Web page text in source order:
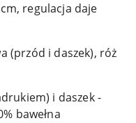
regulacja daje
(przód i daszek), róż
i daszek -
bawełna